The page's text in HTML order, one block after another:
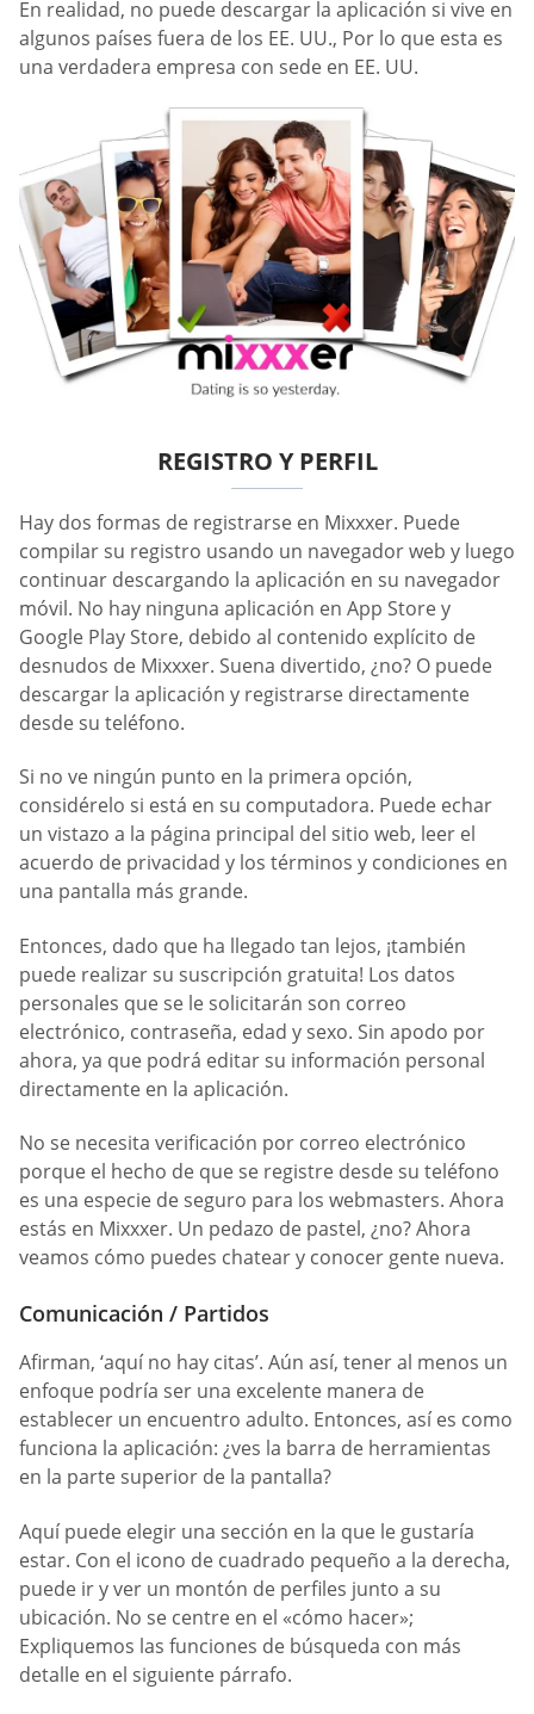
En realidad, no puede descargar la aplicación si vive en
algunos países fuera de los EE. UU., Por lo que esta es
una verdadera empresa con sede en EE. UU.
REGISTRO Y PERFIL
Hay dos formas de registrarse en Mixxxer. Puede
compilar su registro usando un navegador web y luego
continuar descargando la aplicación en su navegador
móvil. No hay ninguna aplicación en App Store y
Google Play Store, debido al contenido explícito de
desnudos de Mixxxer. Suena divertido, ¿no? O puede
descargar la aplicación y registrarse directamente
desde su teléfono.
Si no ve ningún punto en la primera opción,
considérelo si está en su computadora. Puede echar
un vistazo a la página principal del sitio web, leer el
acuerdo de privacidad y los términos y condiciones en
una pantalla más grande.
Entonces, dado que ha llegado tan lejos, ¡también
puede realizar su suscripción gratuita! Los datos
personales que se le solicitarán son correo
electrónico, contraseña, edad y sexo. Sin apodo por
ahora, ya que podrá editar su información personal
directamente en la aplicación.
No se necesita verificación por correo electrónico
porque el hecho de que se registre desde su teléfono
es una especie de seguro para los webmasters. Ahora
estás en Mixxxer. Un pedazo de pastel, ¿no? Ahora
veamos cómo puedes chatear y conocer gente nueva.
Comunicación / Partidos
Afirman, ‘aquí no hay citas’. Aún así, tener al menos un
enfoque podría ser una excelente manera de
establecer un encuentro adulto. Entonces, así es como
funciona la aplicación: ¿ves la barra de herramientas
en la parte superior de la pantalla?
Aquí puede elegir una sección en la que le gustaría
estar. Con el icono de cuadrado pequeño a la derecha,
puede ir y ver un montón de perfiles junto a su
ubicación. No se centre en el «cómo hacer»;
Expliquemos las funciones de búsqueda con más
detalle en el siguiente párrafo.